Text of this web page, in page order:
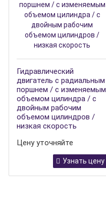
Гидравлический
двигатель с радиальным
поршнем / с изменяемым
объемом цилиндра / с
двойным рабочим
объемом цилиндров /
низкая скорость
Цену уточняйте
Узнать цену